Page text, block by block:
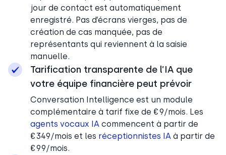
jour de contact est automatiquement
enregistré. Pas d’écrans vierges, pas de
création de cas manquée, pas de
représentants qui reviennent à la saisie
manuelle.
Tarification transparente de l’IA que
votre équipe financière peut prévoir
Conversation Intelligence est un module
complémentaire à tarif fixe de €9/mois. Les
agents vocaux IA commencent à partir de
€349/mois et les réceptionnistes IA à partir de
€99/mois.